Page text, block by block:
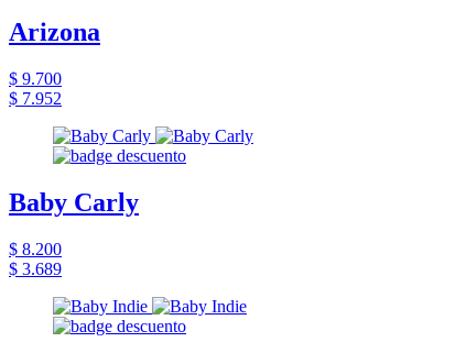
Arizona
$ 9.700
$ 7.952
Baby Carly
$ 8.200
$ 3.689